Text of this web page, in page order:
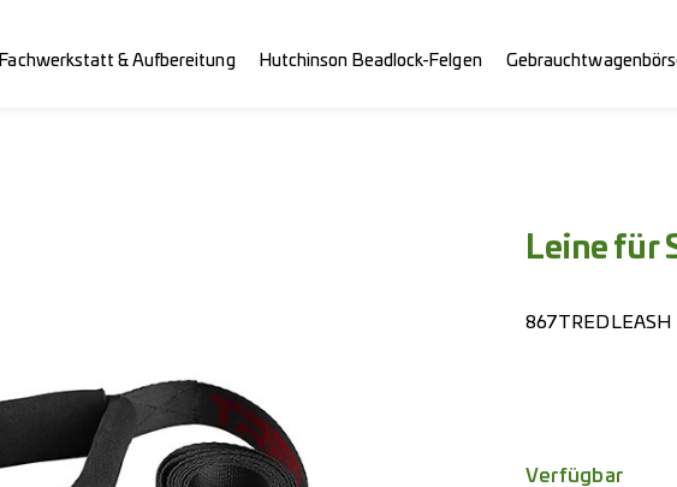
Fachwerkstatt & Aufbereitung Hutchinson Beadlock-Felgen
Leine für
867TREDLEASH
Verfügbar